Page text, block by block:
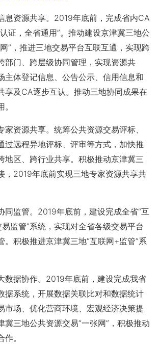
资源共享。2019年底前，完成省内CA
证，全省通用”。推动建设京津冀三地公
”，推进三地交易平台互联互通，实现跨
部门、跨层级协同管理，实现资源共
主体登记信息、公告公示、信用信息和
享及CA逐步互认。推动三地协同成果在
资源共享。统筹公共资源交易评标、
过远程异地评标、评审等方式，加快推
地区、跨行业共享。积极推动京津冀三
，2019年底前实现三地专家资源共享共
监管。2019年底前，建设完成全省“互
监管”系统，实现对全省各级交易平台
。积极推进京津冀三地“互联网+监管”系
据协作。2019年底前，建设完成我省
据系统，开展数据关联比对和数据统计
市场、优化营商环境、宏观经济决策提
冀三地公共资源交易“一张网”，积极推动
。